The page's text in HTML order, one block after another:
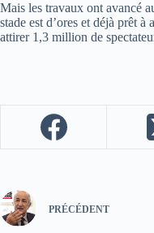
Mais les travaux ont avancé
stade est d’ores et déjà prêt
attirer 1,3 million de
PRÉCÉDENT